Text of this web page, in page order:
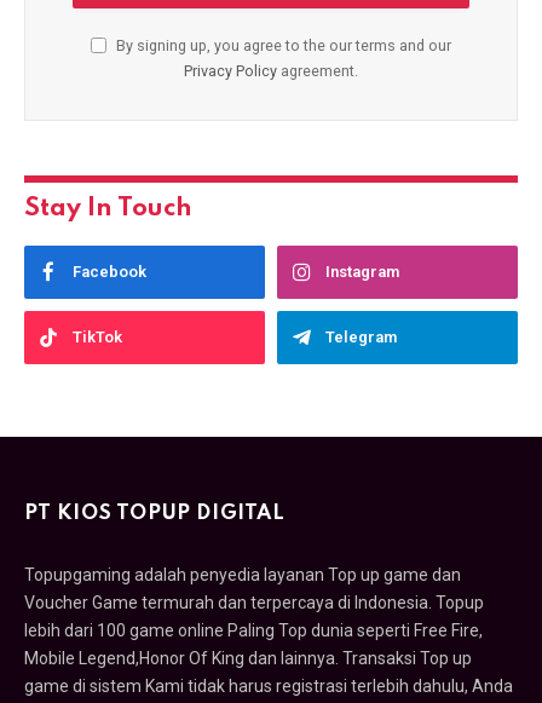
By signing up, you agree to the our terms and our
Privacy Policy agreement.
Stay In Touch
Facebook Instagram
TikTok Telegram
PT KIOS TOPUP DIGITAL
Topupgaming adalah penyedia layanan Top up game dan
Voucher Game termurah dan terpercaya di Indonesia. Topup
lebih dari 100 game online Paling Top dunia seperti Free Fire,
Mobile Legend,Honor Of King dan lainnya. Transaksi Top up
game di sistem Kami tidak harus registrasi terlebih dahulu, Anda